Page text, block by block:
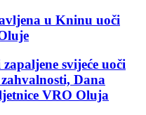
u Kninu uoči
svijeće uoči
Dana
VRO Oluja